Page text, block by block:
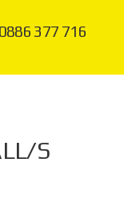
0886 377 716
S